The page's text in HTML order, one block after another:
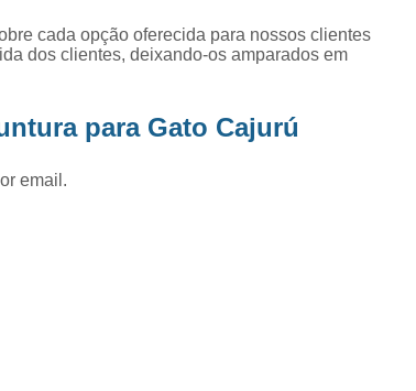
Exames Laboratoriais em Animais
Exames Laboratoriais para
cada opção oferecida para nossos clientes
dos clientes, deixando-os amparados em
para Gato Cajurú
email.